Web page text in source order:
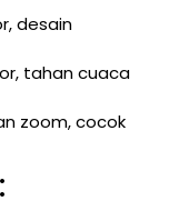
desain
tahan cuaca
zoom, cocok